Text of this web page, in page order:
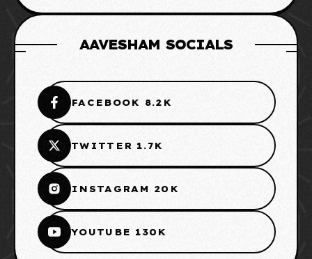
AAVESHAM SOCIALS
FACEBOOK 8.2K
TWITTER 1.7K
INSTAGRAM 20K
YOUTUBE 130K